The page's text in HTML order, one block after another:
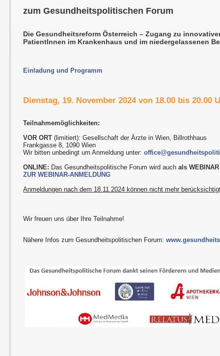
zum Gesundheitspolitischen Forum
Die Gesundheitsreform Österreich – Zugang zu
PatientInnen im Krankenhaus und im niedergelassenen
Einladung und Programm
Dienstag, 19. November 2024 von 18.00 bis 20.00
Teilnahmemöglichkeiten:
VOR ORT (limitiert): Gesellschaft der Ärzte in Wien, Billrothhaus
Frankgasse 8, 1090 Wien
Wir bitten unbedingt um Anmeldung unter:
ONLINE: Das Gesundheitspolitische Forum wird auch als WEBINAR
ZUR WEBINAR-ANMELDUNG
Anmeldungen nach dem 18.11.2024 können nicht mehr
Wir freuen uns über Ihre Teilnahme!
Nähere Infos zum Gesundheitspolitischen Forum: